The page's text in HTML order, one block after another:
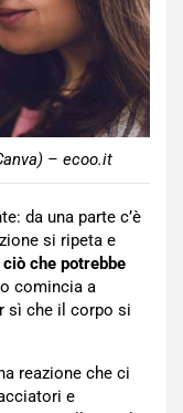
– ecoo.it
da una parte c’è
si ripeta e
che potrebbe
comincia a
sì che il corpo si
reazione che ci
e